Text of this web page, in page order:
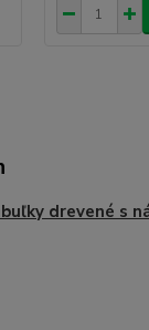
drevené s